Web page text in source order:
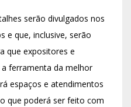
serão divulgados nos
e que, inclusive, serão
que expositores e
ferramenta da melhor
espaços e atendimentos
que poderá ser feito com